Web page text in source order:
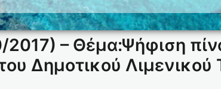
– Θέμα:Ψήφιση
Δημοτικού Λιμενικού